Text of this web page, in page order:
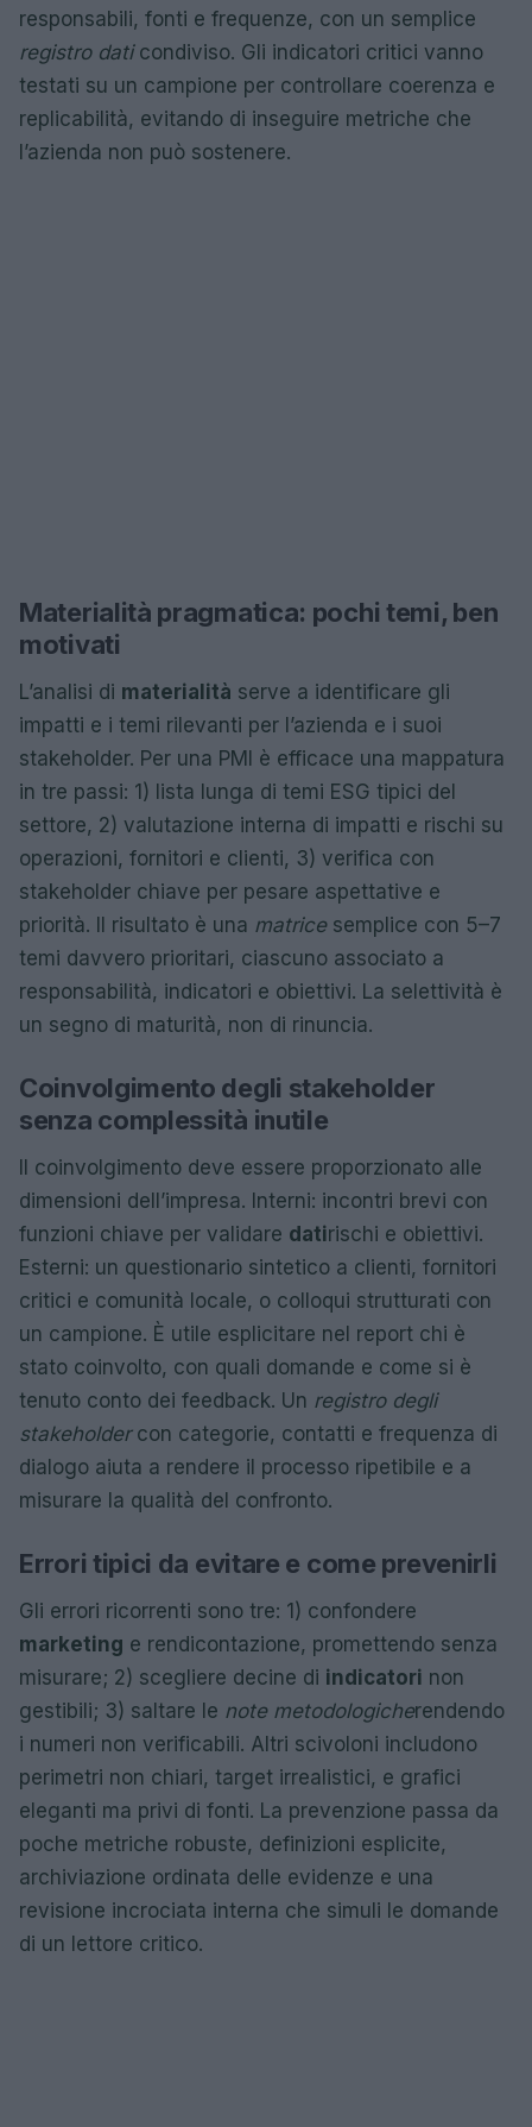
responsabili, fonti e frequenze, con un semplice
registro daticondiviso. Gli indicatori critici vanno
testati su un campione per controllare coerenza e
replicabilità, evitando di inseguire metriche che
l’azienda non può sostenere.
Materialità pragmatica: pochi temi, ben
motivati
L’analisi di materialità serve a identificare gli
impatti e i temi rilevanti per l’azienda e i suoi
stakeholder. Per una PMI è efficace una mappatura
in tre passi: 1) lista lunga di temi ESG tipici del
settore, 2) valutazione interna di impatti e rischi su
operazioni, fornitori e clienti, 3) verifica con
stakeholder chiave per pesare aspettative e
priorità. Il risultato è una matricesemplice con 5–7
temi davvero prioritari, ciascuno associato a
responsabilità, indicatori e obiettivi. La selettività è
un segno di maturità, non di rinuncia.
Coinvolgimento degli stakeholder
senza complessità inutile
Il coinvolgimento deve essere proporzionato alle
dimensioni dell’impresa. Interni: incontri brevi con
funzioni chiave per validare datirischi e obiettivi.
Esterni: un questionario sintetico a clienti, fornitori
critici e comunità locale, o colloqui strutturati con
un campione. È utile esplicitare nel report chi è
stato coinvolto, con quali domande e come si è
tenuto conto dei feedback. Un registro degli
stakeholdercon categorie, contatti e frequenza di
dialogo aiuta a rendere il processo ripetibile e a
misurare la qualità del confronto.
Errori tipici da evitare e come prevenirli
Gli errori ricorrenti sono tre: 1) confondere
marketing e rendicontazione, promettendo senza
misurare; 2) scegliere decine di indicatori non
gestibili; 3) saltare le note metodologicherendendo
i numeri non verificabili. Altri scivoloni includono
perimetri non chiari, target irrealistici, e grafici
eleganti ma privi di fonti. La prevenzione passa da
poche metriche robuste, definizioni esplicite,
archiviazione ordinata delle evidenze e una
revisione incrociata interna che simuli le domande
di un lettore critico.